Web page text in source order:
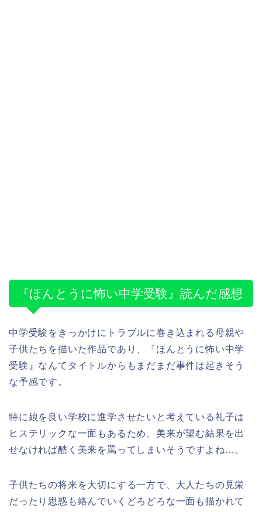
『ほんとうに怖い中学受験』読んだ感想
中学受験をきっかけにトラブルに巻き込まれる母親や
子供たちを描いた作品であり、『ほんとうに怖い中学
受験』なんてタイトルからもまだまだ事件は起きそう
な予感です。
特に娘を良い学校に進学させたいと考えている礼子は
ヒステリックな一面もあるため、美来が望む結果を出
せなければ酷く美来を罵ってしまいそうですよね…。
子供たちの将来を大切にする一方で、大人たちの見栄
だったり思惑も絡んでいくどろどろな一面も描かれて